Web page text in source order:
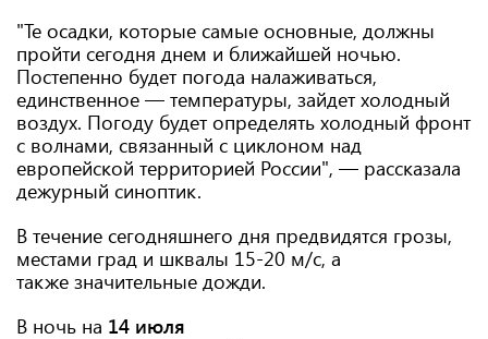
"Те осадки, которые самые основные, должны
пройти сегодня днем и ближайшей ночью.
Постепенно будет погода налаживаться,
единственное — температуры, зайдет холодный
воздух. Погоду будет определять холодный фронт
с волнами, связанный с циклоном над
европейской территорией России", — рассказала
дежурный синоптик.
В течение сегодняшнего дня предвидятся грозы,
местами град и шквалы 15-20 м/с, а
также значительные дожди.
В ночь на 14 июля